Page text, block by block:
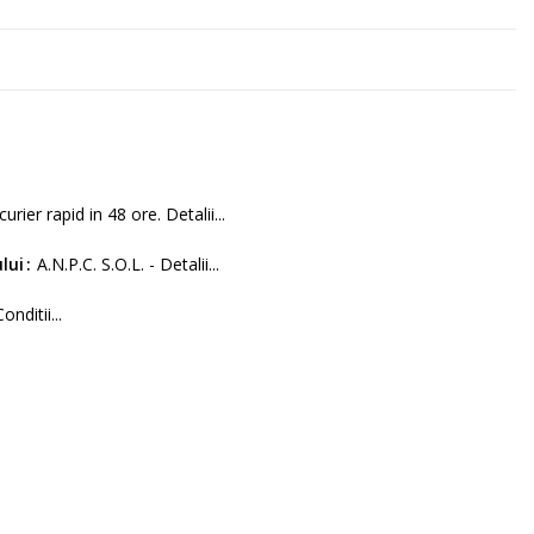
rapid in 48 ore. Detalii...
A.N.P.C. S.O.L. - Detalii...